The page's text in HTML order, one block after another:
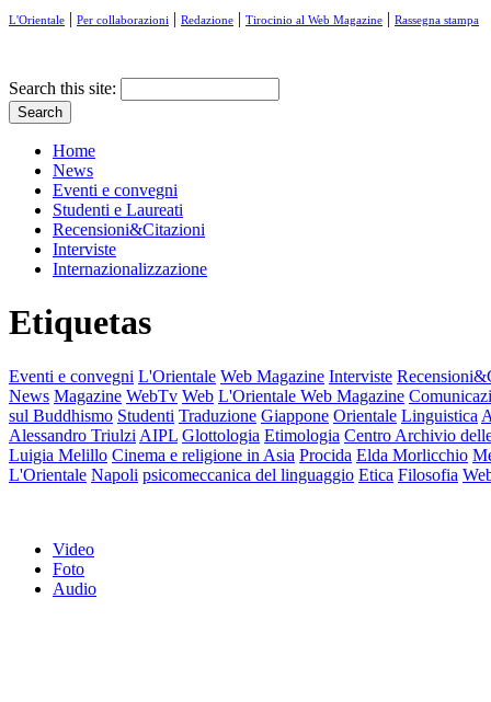
L'Orientale | Per collaborazioni | Redazione | Tirocinio al Web Magazine | Rassegna stampa
Search this site:
Home
News
Eventi e convegni
Studenti e Laureati
Recensioni&Citazioni
Interviste
Internazionalizzazione
Etiquetas
Eventi e convegni L'Orientale Web Magazine Interviste
News Magazine WebTv Web L'Orientale Web Magazine
sul Buddhismo Studenti Traduzione Giappone Orientale Linguistica
Alessandro Triulzi AIPL Glottologia Etimologia Centro Archivio
Luigia Melillo Cinema e religione in Asia Procida Elda Morlicchio
L'Orientale Napoli psicomeccanica del linguaggio Etica Filosofia
Video
Foto
Audio